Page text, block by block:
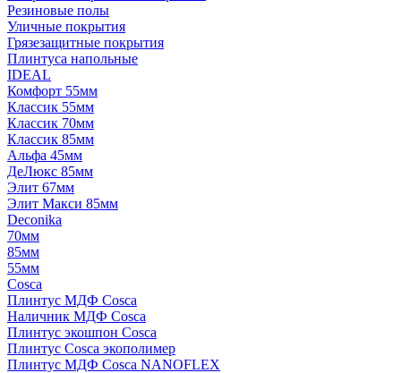
Резиновые полы
Уличные покрытия
Грязезащитные покрытия
Плинтуса напольные
IDEAL
Комфорт 55мм
Классик 55мм
Классик 70мм
Классик 85мм
Альфа 45мм
ДеЛюкс 85мм
Элит 67мм
Элит Макси 85мм
Deconika
70мм
85мм
55мм
Cosca
Плинтус МДФ Cosca
Наличник МДФ Cosca
Плинтус экошпон Cosca
Плинтус Cosca экополимер
Плинтус МДФ Cosca NANOFLEX